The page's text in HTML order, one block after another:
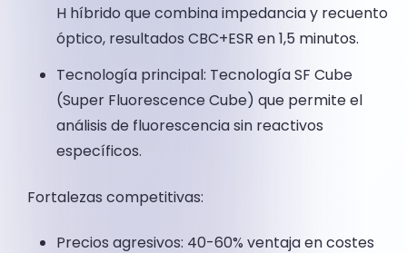
H híbrido que combina impedancia y recuento
óptico, resultados CBC+ESR en 1,5 minutos.
Tecnología principal: Tecnología SF Cube
(Super Fluorescence Cube) que permite el
análisis de fluorescencia sin reactivos
específicos.
Fortalezas competitivas:
Precios agresivos: 40-60% ventaja en costes